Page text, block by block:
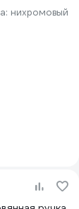
нихромовый